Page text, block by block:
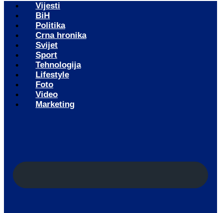
Vijesti
BiH
Politika
Crna hronika
Svijet
Sport
Tehnologija
Lifestyle
Foto
Video
Marketing